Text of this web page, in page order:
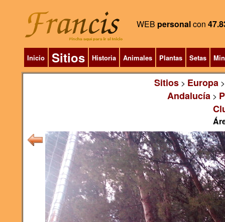
WEB personalcon
Inicio Sitios Historia Animales Plantas Setas
Sitios> Europa
Andalucía >